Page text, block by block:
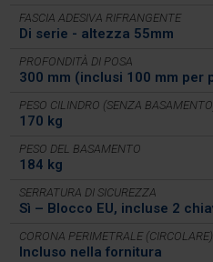
FASCIA ADESIVA RIFRANGENTE
Di serie - altezza 55mm
PROFONDITÀ DI POSA
300 mm (inclusi 100 mm per
PESO CILINDRO (SENZA
170 kg
PESO DEL BASAMENTO
184 kg
SERRATURA DI SICUREZZA
Sì – Blocco EU, incluse 2
CORONA PERIMETRALE (CIRCOLARE)
Incluso nella fornitura